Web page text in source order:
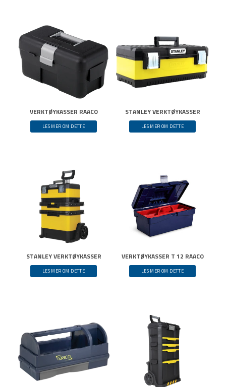
VERKTØYKASSER RAACO
LES MER OM DETTE
STANLEY VERKTØYKASSER
LES MER OM DETTE
STANLEY VERKTØYKASSER
LES MER OM DETTE
VERKTØYKASSER T 12 RAACO
LES MER OM DETTE